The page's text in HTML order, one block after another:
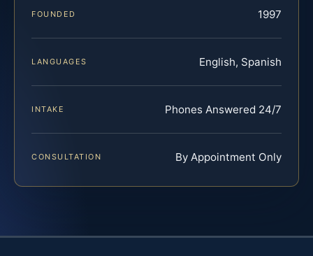
FOUNDED 1997
LANGUAGES English, Spanish
INTAKE Phones Answered 24/7
CONSULTATION By Appointment Only